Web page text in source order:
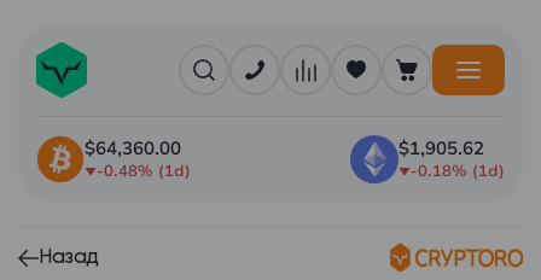
$64,360.00
-0.48% (1d)
$1,905.62
-0.18% (1d)
Назад